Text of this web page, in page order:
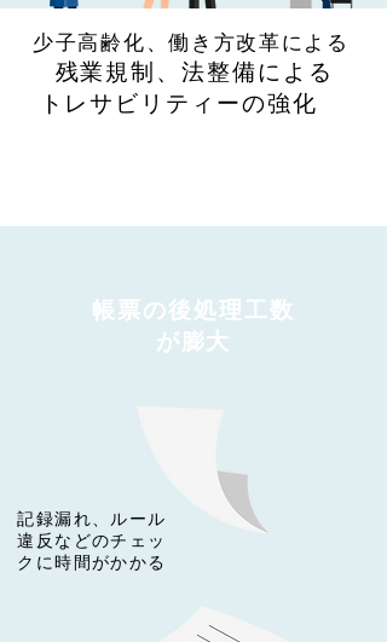
​少子高齢化、働き方改革による
​残業規制、法整備による
トレサビリティーの強化​
​帳票の後処理工数
が膨大
​記録漏れ、ルール
違反などのチェッ
クに時間がかかる